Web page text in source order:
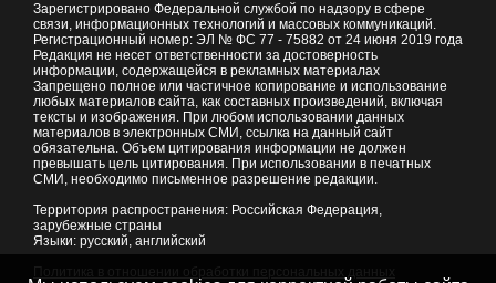
Зарегистрировано Федеральной службой по надзору в сфере
связи, информационных технологий и массовых коммуникаций.
Регистрационный номер: ЭЛ № ФС 77 - 75882 от 24 июня 2019 года
Редакция не несет ответственности за достоверность
информации, содержащейся в рекламных материалах
Запрещено полное или частичное копирование и использование
любых материалов сайта, как составных произведений, включая
тексты и изображения. При любом использовании данных
материалов в электронных СМИ, ссылка на данный сайт
обязательна. Объем цитирования информации не должен
превышать цель цитирования. При использовании в печатных
СМИ, необходимо письменное разрешение редакции.
Территория распространения: Российская Федерация,
зарубежные страны
Языки: русский, английский